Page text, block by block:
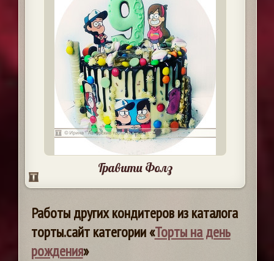
Гравити Фолз
Работы других кондитеров из каталога
торты.сайт категории «Торты на день
рождения»